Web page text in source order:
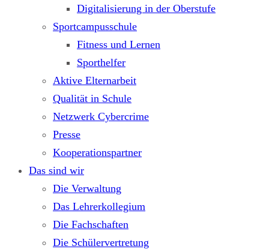
Digitalisierung in der Oberstufe
Sportcampusschule
Fitness und Lernen
Sporthelfer
Aktive Elternarbeit
Qualität in Schule
Netzwerk Cybercrime
Presse
Kooperationspartner
Das sind wir
Die Verwaltung
Das Lehrerkollegium
Die Fachschaften
Die Schülervertretung